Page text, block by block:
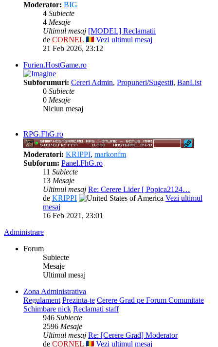
Moderator: BIG
4 Subiecte
4 Mesaje
Ultimul mesaj [MODEL] Reclamatii
de CORNEL
Vezi ultimul mesaj
21 Feb 2026, 23:12
Furien.HostGame.ro
Subforumuri: Cereri Admin, Propuneri/Sugestii, BanList
0 Subiecte
0 Mesaje
Niciun mesaj
RPG.FhG.ro
Moderatori: KRIPPI, markonfm
Subforum: Panel.FhG.ro
11 Subiecte
13 Mesaje
Ultimul mesaj Re: Cerere Lider [ Popica2124…
de KRIPPI
Vezi ultimul
mesaj
16 Feb 2021, 23:01
Administrare
Forum
Subiecte
Mesaje
Ultimul mesaj
Zona Administrativa
Regulament Prezinta-te Cerere Grad pe Forum Comunitate
Schimbare nick Reclamati staff
946 Subiecte
2596 Mesaje
Ultimul mesaj Re: [Cerere Grad] Moderator
de CORNEL Vezi ultimul mesaj